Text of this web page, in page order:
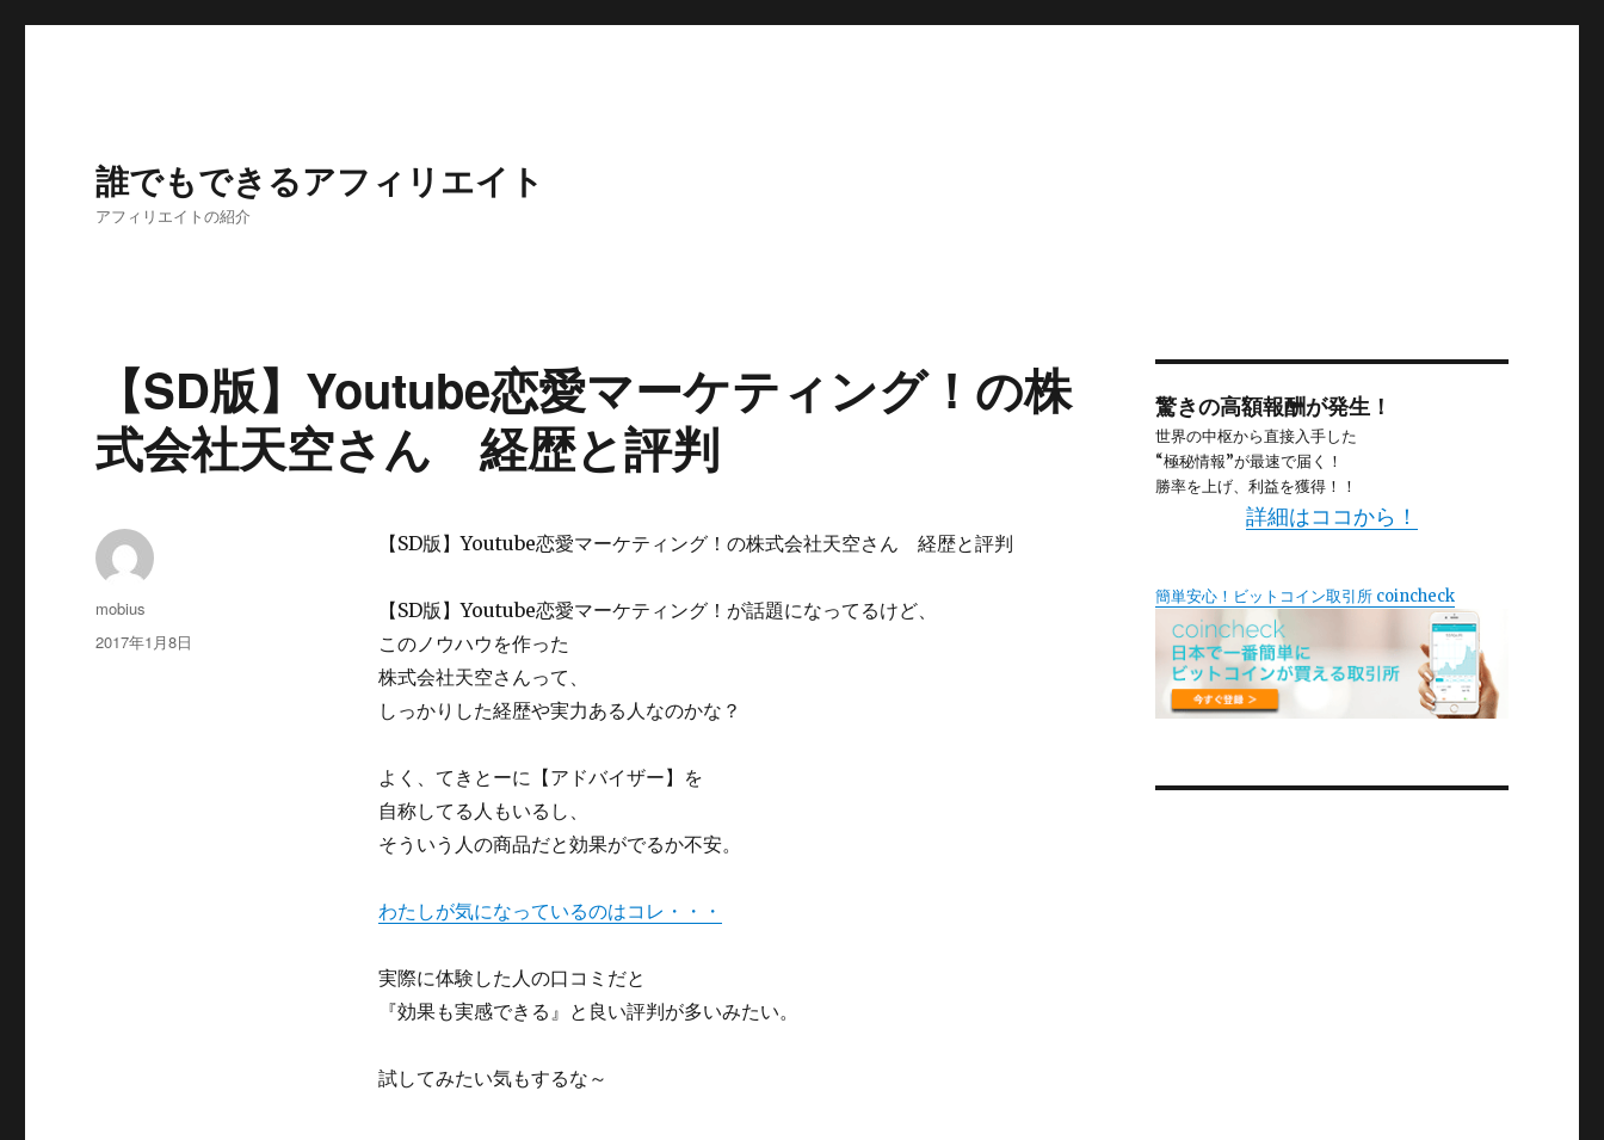
誰でもできるアフィリエイト
アフィリエイトの紹介
【SD版】Youtube恋愛マーケティング！の株
式会社天空さん 経歴と評判
【SD版】Youtube恋愛マーケティング！の株式会社天空さん 経歴と評判
【SD版】Youtube恋愛マーケティング！が話題になってるけど、
このノウハウを作った
株式会社天空さんって、
しっかりした経歴や実力ある人なのかな？
よく、てきとーに【アドバイザー】を
自称してる人もいるし、
そういう人の商品だと効果がでるか不安。
わたしが気になっているのはコレ・・・
実際に体験した人の口コミだと
『効果も実感できる』と良い評判が多いみたい。
試してみたい気もするな～
投
稿
mobius
投
2017年1月8日
驚きの高額報酬が発生！
世界の中枢から直接入手した
“極秘情報”が最速で届く！
勝率を上げ、利益を獲得！！
詳細はココから！
簡単安心！ビットコイン取引所 coincheck